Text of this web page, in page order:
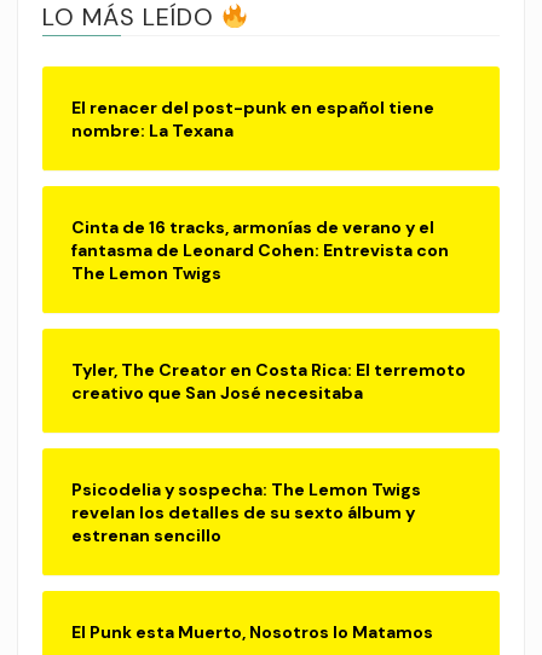
LO MÁS LEÍDO
El renacer del post-punk en español tiene
nombre: La Texana
Cinta de 16 tracks, armonías de verano y el
fantasma de Leonard Cohen: Entrevista con
The Lemon Twigs
Tyler, The Creator en Costa Rica: El terremoto
creativo que San José necesitaba
Psicodelia y sospecha: The Lemon Twigs
revelan los detalles de su sexto álbum y
estrenan sencillo
El Punk esta Muerto, Nosotros lo Matamos